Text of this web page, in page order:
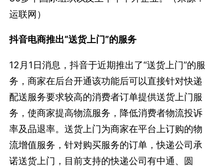
运联网）
抖音电商推出“送货上门”的服务
12月1日消息，抖音于近期推出了“送货上门”的服
务，商家在后台开通该功能后可以直接针对快递
配送服务要求较高的消费者订单提供送货上门服
务，使商家提高物流服务，降低消费者物流投诉
率及品退率。送货上门为商家在平台上订购的物
流增值服务，针对购买服务的订单，快递公司承
诺送货上门，目前支持的快递公司有中通、圆